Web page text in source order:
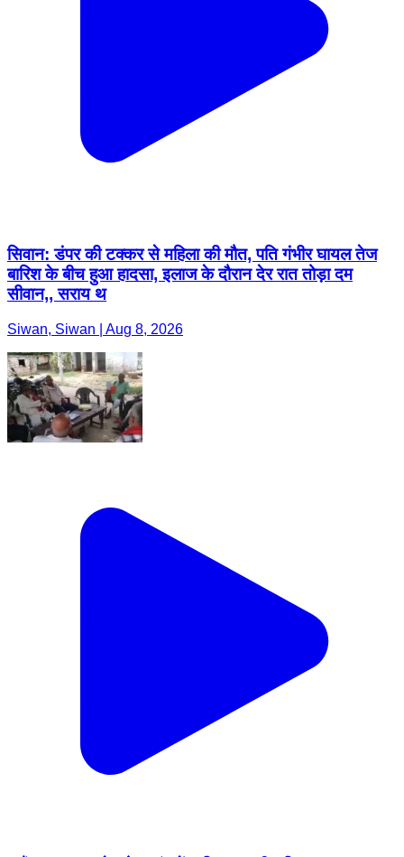
सिवान: डंपर की टक्कर से महिला की मौत, पति गंभीर घायल तेज
बारिश के बीच हुआ हादसा, इलाज के दौरान देर रात तोड़ा दम
सीवान,, सराय थ
Siwan, Siwan | Aug 8, 2026